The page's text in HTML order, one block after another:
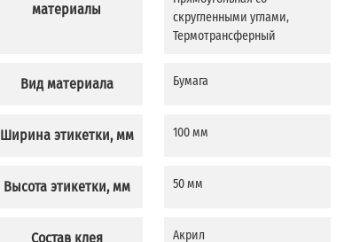
материалы
Вид материала
Ширина этикетки, мм
Высота этикетки, мм
Состав клея
скругленными углами,
Термотрансферный
Бумага
100 мм
50 мм
Акрил